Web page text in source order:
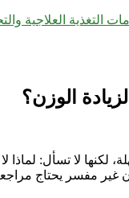
التغذية العلاجية
الوزن؟
لكنها لا تسأل:
غير مفسر يحتاج